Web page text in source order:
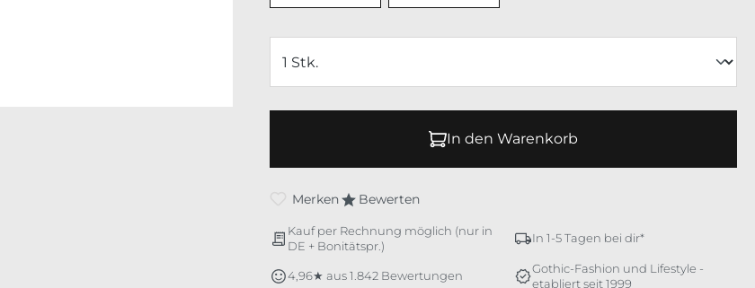
In den Warenkorb
Merken Bewerten
Kauf per Rechnung möglich (nur in
DE + Bonitätspr.)
In 1-5 Tagen bei dir*
4,96★ aus 1.842 Bewertungen
Gothic-Fashion und Lifestyle -
etabliert seit 1999